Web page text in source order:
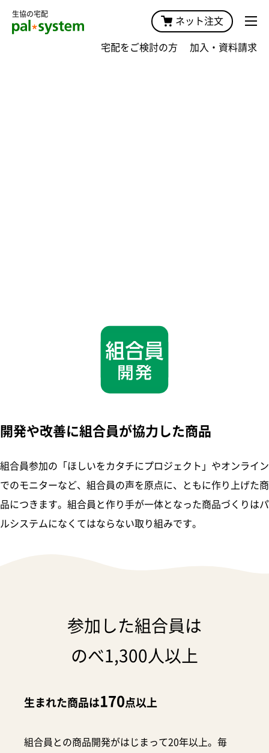
生協の宅配
ネット注文
宅配をご検討の方 加入・資料請求
開発や改善に組合員が協力した商品
組合員参加の「ほしいをカタチにプロジェクト」やオンライン
でのモニターなど、組合員の声を原点に、ともに作り上げた商
品につきます。組合員と作り手が一体となった商品づくりはパ
ルシステムになくてはならない取り組みです。
参加した組合員は
のべ1,300人以上
生まれた商品は170点以上
組合員との商品開発がはじまって20年以上。毎